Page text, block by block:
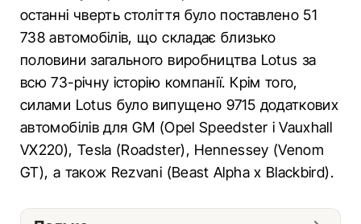
останні чверть століття було поставлено 51
738 автомобілів, що складає близько
половини загального виробництва Lotus за
всю 73-річну історію компанії. Крім того,
силами Lotus було випущено 9715 додаткових
автомобілів для GM (Opel Speedster і Vauxhall
VX220), Tesla (Roadster), Hennessey (Venom
GT), а також Rezvani (Beast Alpha x Blackbird).